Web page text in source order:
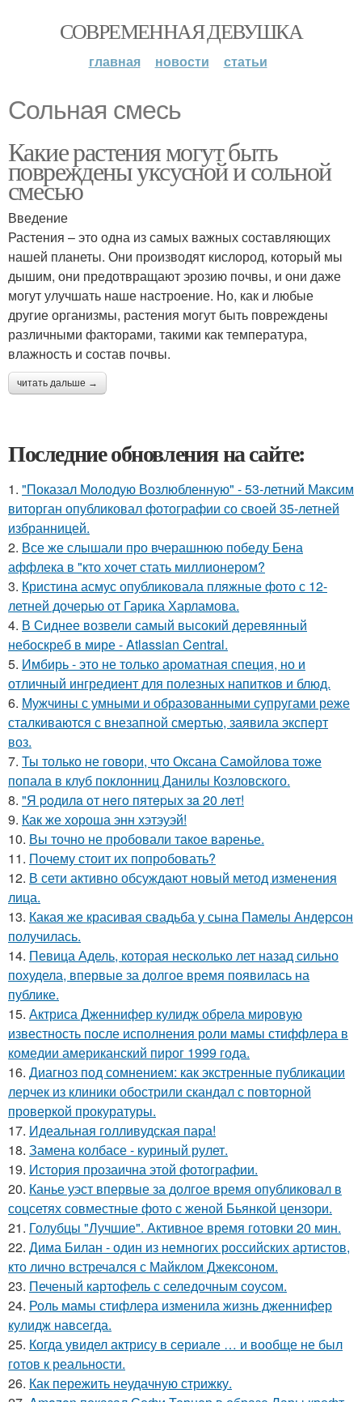
СОВРЕМЕННАЯ ДЕВУШКА
главная новости статьи
Сольная смесь
Какие растения могут быть
повреждены уксусной и сольной
смесью
Введение
Растения – это одна из самых важных составляющих
нашей планеты. Они производят кислород, который мы
дышим, они предотвращают эрозию почвы, и они даже
могут улучшать наше настроение. Но, как и любые
другие организмы, растения могут быть повреждены
различными факторами, такими как температура,
влажность и состав почвы.
читать дальше →
Последние обновления на сайте:
1. "Показал Молодую Возлюбленную" - 53-летний Максим
виторган опубликовал фотографии со своей 35-летней
избранницей.
2. Все же слышали про вчерашнюю победу Бена
аффлека в "кто хочет стать миллионером?
3. Кристина асмус опубликовала пляжные фото с 12-
летней дочерью от Гарика Харламова.
4. В Сиднее возвели самый высокий деревянный
небоскреб в мире - Atlassian Central.
5. Имбирь - это не только ароматная специя, но и
отличный ингредиент для полезных напитков и блюд.
6. Мужчины с умными и образованными супругами реже
сталкиваются с внезапной смертью, заявила эксперт
воз.
7. Ты только не говори, что Оксана Самойлова тоже
попала в клуб поклонниц Данилы Козловского.
8. "Я poдилa oт нeгo пятepых зa 20 лeт!
9. Как же хороша энн хэтэуэй!
10. Вы точно не пробовали такое варенье.
11. Почему стоит их попробовать?
12. В сети активно обсуждают новый метод изменения
лица.
13. Какая же красивая свадьба у сына Памелы Андерсон
получилась.
14. Певица Адель, которая несколько лет назад сильно
похудела, впервые за долгое время появилась на
публике.
15. Актриса Дженнифер кулидж обрела мировую
известность после исполнения роли мамы стиффлера в
комедии американский пирог 1999 года.
16. Диагноз под сомнением: как экстренные публикации
лерчек из клиники обострили скандал с повторной
проверкой прокуратуры.
17. Идеальная голливудская пара!
18. Замена колбасе - куриный рулет.
19. История прозаична этой фотографии.
20. Канье уэст впервые за долгое время опубликовал в
соцсетях совместные фото с женой Бьянкой цензори.
21. Голубцы "Лучшие". Активное время готовки 20 мин.
22. Дима Билан - один из немногих российских артистов,
кто лично встречался с Майклом Джексоном.
23. Печеный картофель с селедочным соусом.
24. Роль мамы стифлера изменила жизнь дженнифер
кулидж навсегда.
25. Когда увидел актрису в сериале … и вообще не был
готов к реальности.
26. Как пережить неудачную стрижку.